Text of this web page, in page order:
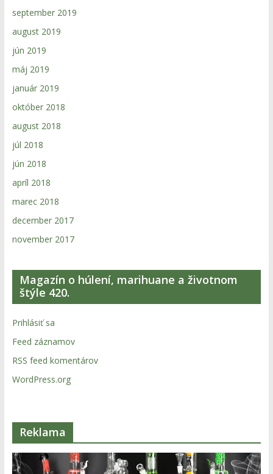
september 2019
august 2019
jún 2019
máj 2019
január 2019
október 2018
august 2018
júl 2018
jún 2018
apríl 2018
marec 2018
december 2017
november 2017
Magazín o húlení, marihuane a životnom
štýle 420.
Prihlásiť sa
Feed záznamov
RSS feed komentárov
WordPress.org
Reklama